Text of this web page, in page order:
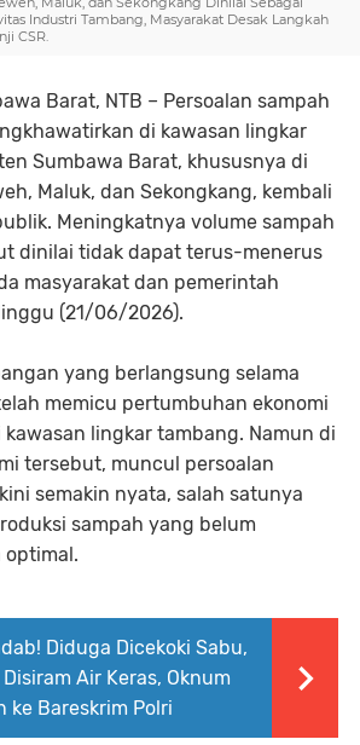
Industri Tambang, Masyarakat Desak Langkah
CSR.
Barat, NTB – Persoalan sampah
di kawasan lingkar
Sumbawa Barat, khususnya di
Maluk, dan Sekongkang, kembali
Meningkatnya volume sampah
dinilai tidak dapat terus-menerus
masyarakat dan pemerintah
(21/06/2026).
yang berlangsung selama
memicu pertumbuhan ekonomi
lingkar tambang. Namun di
tersebut, muncul persoalan
semakin nyata, salah satunya
sampah yang belum
optimal.
Diduga Dicekoki Sabu,
Air Keras, Oknum
ke Bareskrim Polri